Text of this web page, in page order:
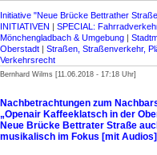
Initiative "Neue Brücke Bettrather
INITIATIVEN | SPECIAL:
Mönchengladbach & Umgebung |
Oberstadt | Straßen, Straßenverkehr,
Verkehrsrecht
Bernhard Wilms [11.06.2018 - 17:18 Uhr]
Nachbetrachtungen zum
„Openair Kaffeeklatsch in der
Neue Brücke Bettrater Straße
musikalisch im Fokus [mit Audios]